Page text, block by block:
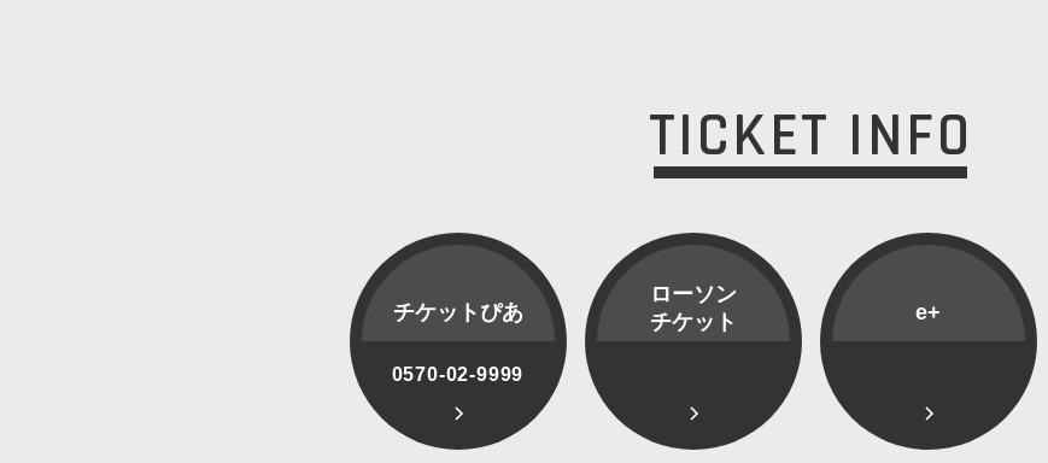
TICKET INFO
チケットぴあ
0570-02-9999
ローソン
チケット
e+